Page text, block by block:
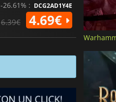
-26.61% : DCG2AD1Y4E
6.39€ 4.69€